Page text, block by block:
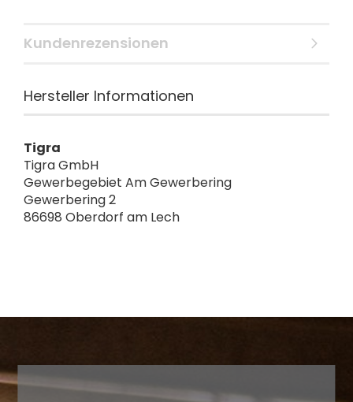
Kundenrezensionen
Hersteller Informationen
Tigra
Tigra GmbH
Gewerbegebiet Am Gewerbering
Gewerbering 2
86698 Oberdorf am Lech